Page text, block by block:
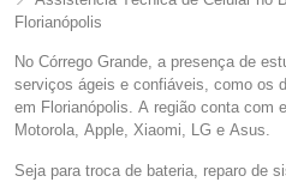
Florianópolis
No Córrego Grande, a presença de
serviços ágeis e confiáveis, como os
em Florianópolis. A região conta com
Motorola, Apple, Xiaomi, LG e Asus.
Seja para troca de bateria, reparo de